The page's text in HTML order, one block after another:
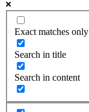
Exact matches only
Search in title
Search in content